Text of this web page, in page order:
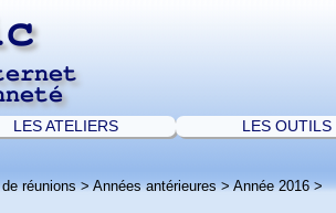
LES ATELIERS LES OUTILS
réunions>Années antérieures>Année 2016>